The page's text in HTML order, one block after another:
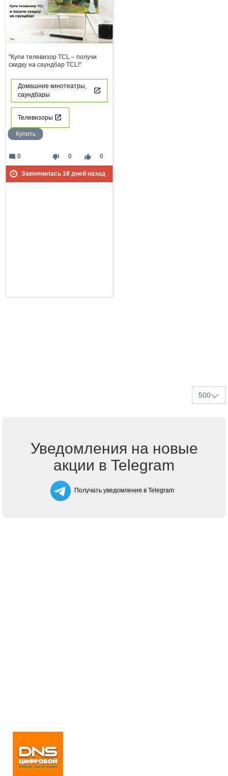
"Купи телевизор TCL – получи
скидку на саундбар TCL!"
Домашние кинотеатры,
саундбары
Телевизоры
Купить
thumb_down 0 thumb_up 0
mode_comment 0
Закончилась 18дней назад
500
Уведомления на новые
акции в Telegram
Получать уведомления в Telegram